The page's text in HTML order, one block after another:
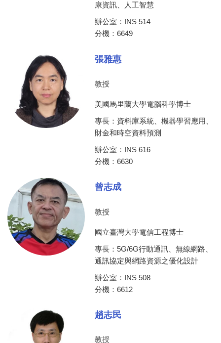
康資訊、人工智慧
辦公室：INS 514
分機：6649
張雅惠
教授
美國馬里蘭大學電腦科學博士
專長：資料庫系統、機器學習應用、
財金和時空資料預測
辦公室：INS 616
分機：6630
曾志成
教授
國立臺灣大學電信工程博士
專長：5G/6G行動通訊、無線網路、
通訊協定與網路資源之優化設計
辦公室：INS 508
分機：6612
趙志民
教授